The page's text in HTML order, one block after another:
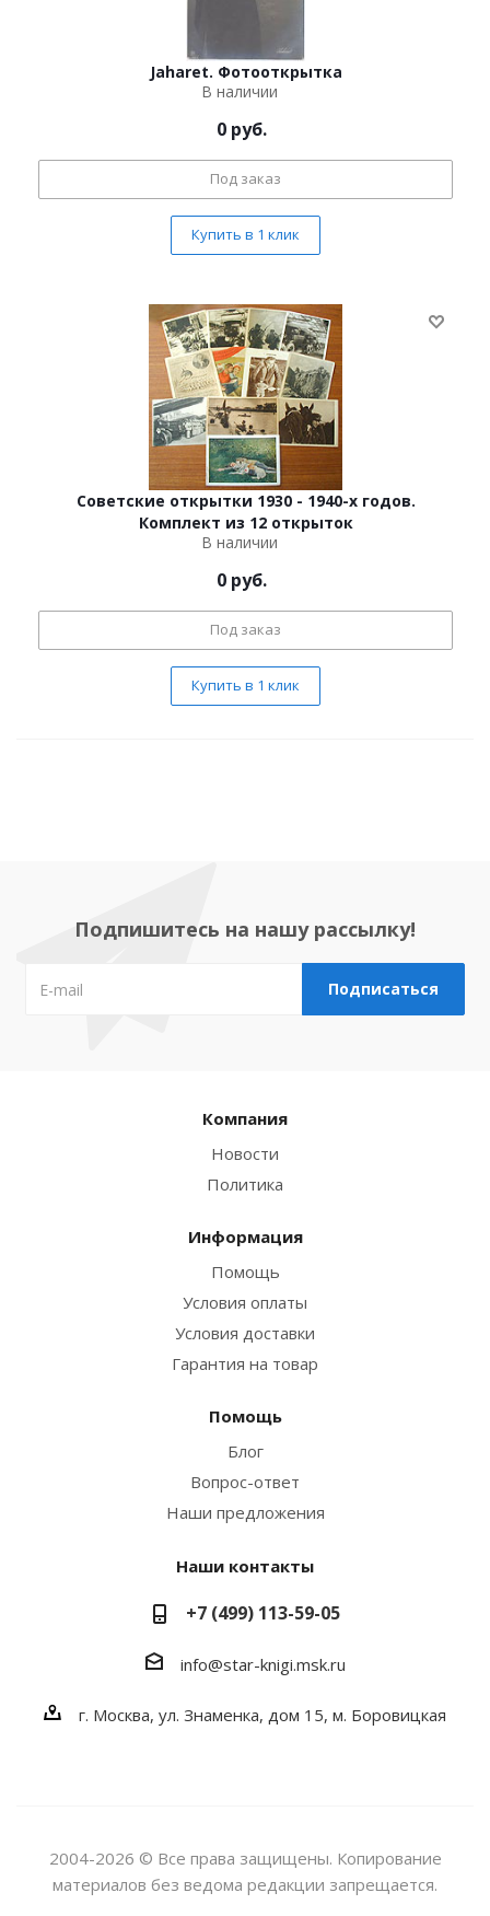
Jaharet. Фотооткрытка
В наличии
0 руб.
Под заказ
Купить в 1 клик
Советские открытки 1930 - 1940-х годов.
Комплект из 12 открыток
В наличии
0 руб.
Под заказ
Купить в 1 клик
Подпишитесь на нашу рассылку!
Компания
Новости
Политика
Информация
Помощь
Условия оплаты
Условия доставки
Гарантия на товар
Помощь
Блог
Вопрос-ответ
Наши предложения
Наши контакты
+7 (499) 113-59-05
info@star-knigi.msk.ru
г. Москва, ул. Знаменка, дом 15, м. Боровицкая
2004-2026 © Все права защищены. Копирование
материалов без ведома редакции запрещается.